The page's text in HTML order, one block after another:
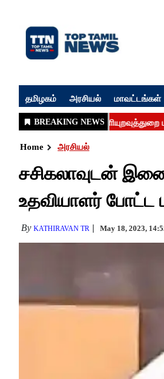
தமிழகம் அரசியல் மாவட்டங்கள்
Home அரசியல்
சசிகலாவுடன்
உதவியாளர் போட்ட
By KATHIRAVAN TR May 18, 2023,